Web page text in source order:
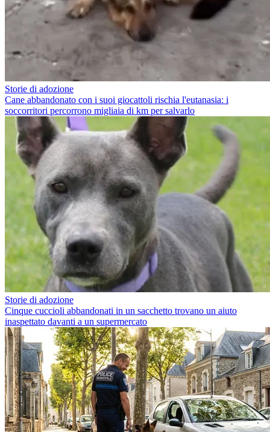
Storie di adozione
Cane abbandonato con i suoi giocattoli rischia l'eutanasia: i
soccorritori percorrono migliaia di km per salvarlo
Storie di adozione
Cinque cuccioli abbandonati in un sacchetto trovano un aiuto
inaspettato davanti a un supermercato